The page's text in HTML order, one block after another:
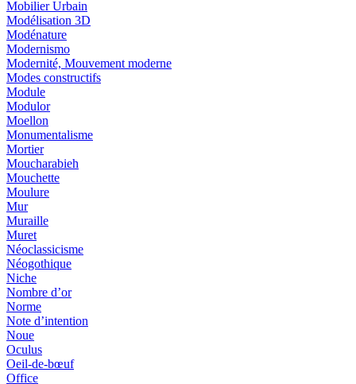
Mobilier Urbain
Modélisation 3D
Modénature
Modernismo
Modernité, Mouvement moderne
Modes constructifs
Module
Modulor
Moellon
Monumentalisme
Mortier
Moucharabieh
Mouchette
Moulure
Mur
Muraille
Muret
Néoclassicisme
Néogothique
Niche
Nombre d’or
Norme
Note d’intention
Noue
Oculus
Oeil-de-bœuf
Office